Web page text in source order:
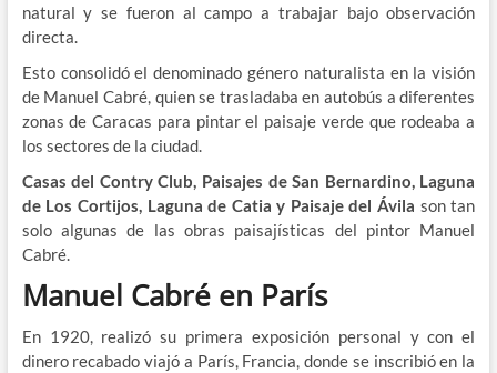
natural y se fueron al campo a trabajar bajo observación
directa.
Esto consolidó el denominado género naturalista en la visión
de Manuel Cabré, quien se trasladaba en autobús a diferentes
zonas de Caracas para pintar el paisaje verde que rodeaba a
los sectores de la ciudad.
Casas del Contry Club, Paisajes de San Bernardino, Laguna
de Los Cortijos, Laguna de Catia y Paisaje del Ávila son tan
solo algunas de las obras paisajísticas del pintor Manuel
Cabré.
Manuel Cabré en París
En 1920, realizó su primera exposición personal y con el
dinero recabado viajó a París, Francia, donde se inscribió en la